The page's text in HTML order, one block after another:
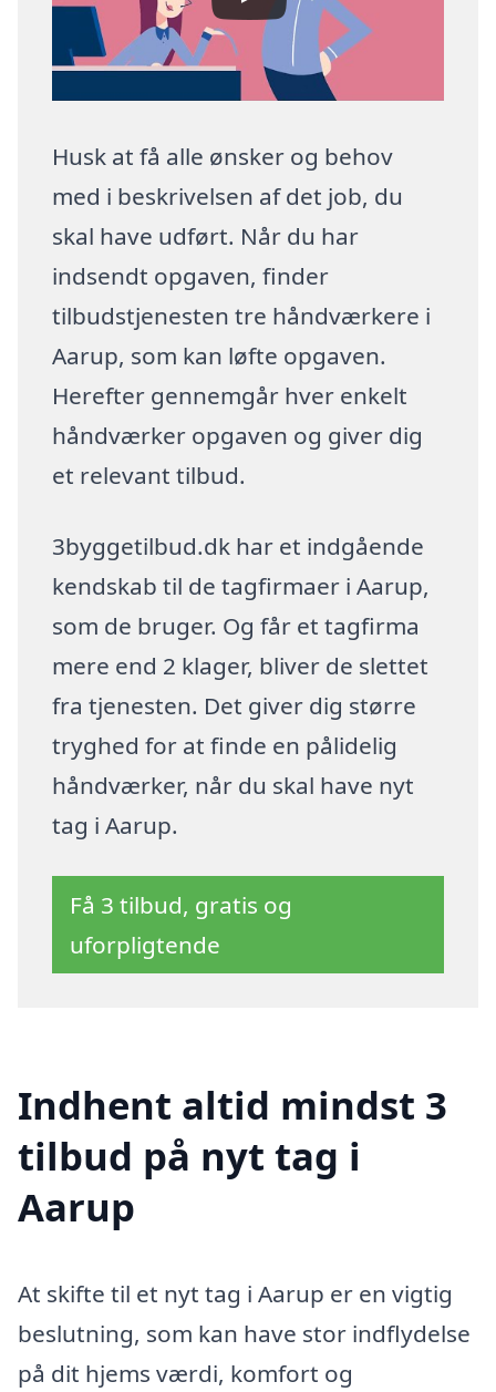
Husk at få alle ønsker og behov
med i beskrivelsen af det job, du
skal have udført. Når du har
indsendt opgaven, finder
tilbudstjenesten tre håndværkere i
Aarup, som kan løfte opgaven.
Herefter gennemgår hver enkelt
håndværker opgaven og giver dig
et relevant tilbud.
3byggetilbud.dk har et indgående
kendskab til de tagfirmaer i Aarup,
som de bruger. Og får et tagfirma
mere end 2 klager, bliver de slettet
fra tjenesten. Det giver dig større
tryghed for at finde en pålidelig
håndværker, når du skal have nyt
tag i Aarup.
Få 3 tilbud, gratis og
uforpligtende
Indhent altid mindst 3
tilbud på nyt tag i
Aarup
At skifte til et nyt tag i Aarup er en vigtig
beslutning, som kan have stor indflydelse
på dit hjems værdi, komfort og